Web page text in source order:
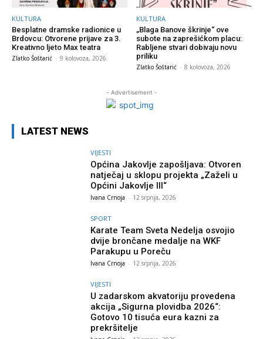
KULTURA
Besplatne dramske radionice u
Brdovcu: Otvorene prijave za 3.
Kreativno ljeto Max teatra
Zlatko Šoštarić - 9 kolovoza, 2026
KULTURA
„Blaga Banove škrinje“ ove
subote na zaprešićkom placu:
Rabljene stvari dobivaju novu
priliku
Zlatko Šoštarić - 8 kolovoza, 2026
- Advertisement -
LATEST NEWS
VIJESTI
Općina Jakovlje zapošljava: Otvoren
natječaj u sklopu projekta „Zaželi u
Općini Jakovlje III“
Ivana Crnoja - 12 srpnja, 2026
SPORT
Karate Team Sveta Nedelja osvojio
dvije brončane medalje na WKF
Parakupu u Poreču
Ivana Crnoja - 12 srpnja, 2026
VIJESTI
U zadarskom akvatoriju provedena
akcija „Sigurna plovidba 2026“:
Gotovo 10 tisuća eura kazni za
prekršitelje